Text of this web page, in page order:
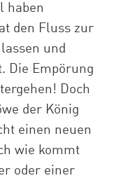
haben
den Fluss zur
und
Die Empörung
Doch
der König
einen neuen
wie kommt
oder einer